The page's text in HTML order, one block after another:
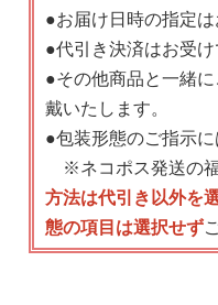
●お届け日時の指定は
●代引き決済はお受け
●その他商品と一緒
戴いたします。
●包装形態のご指示に
※ネコポス発送の
方法は代引き以外を
態の項目は選択せず